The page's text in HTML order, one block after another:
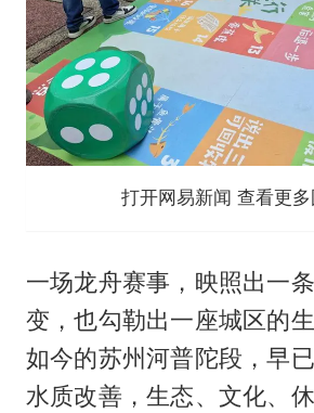
打开网易新闻 查看更
一场龙舟赛事，映照出一
变，也勾勒出一座城区的生
如今的苏州河普陀段，早
水质改善，生态、文化、